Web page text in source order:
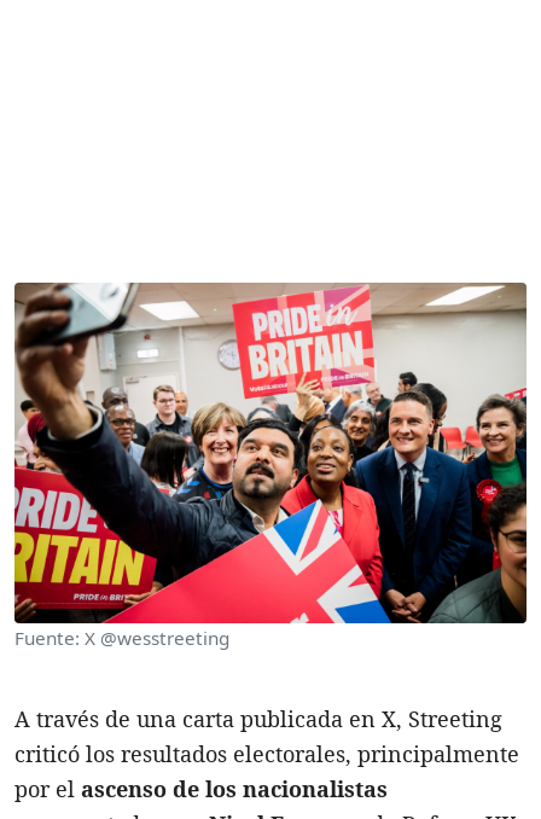
Fuente: X @wesstreeting
A través de una carta publicada en X, Streeting
criticó los resultados electorales, principalmente
por el ascenso de los nacionalistas